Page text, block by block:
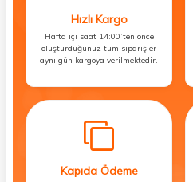
Hızlı Kargo
Hafta içi saat 14:00’ten önce
oluşturduğunuz tüm siparişler
aynı gün kargoya verilmektedir.
Kapıda Ödeme